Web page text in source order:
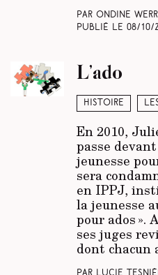
Par Ondine
Publié le 08/10/
Histoire
L’ado
En 2010,
passe
jeunesse
sera
en IPPJ,
la jeunesse
pour ados ».
ses juges
dont chacun
Par Lucie